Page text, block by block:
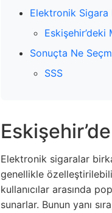
Elektronik
Sonuçta Ne
SSS
Elektronik sigaralar
genellikle
kullanıcılar arasında
sunarlar. Bunun yanı